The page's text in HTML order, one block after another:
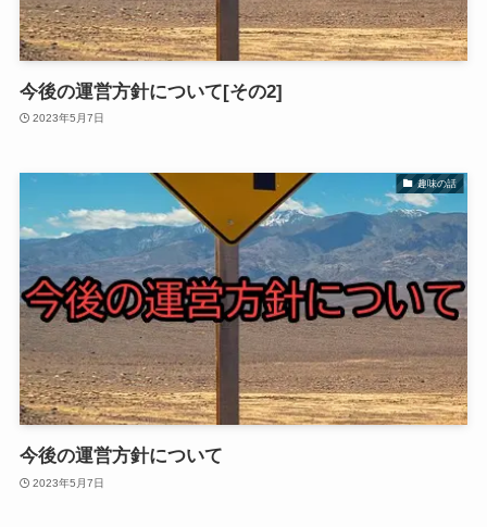
今後の運営方針について[その2]
2023年5月7日
趣味の話
今後の運営方針について
2023年5月7日